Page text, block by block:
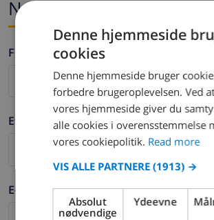
Navn og e-mail
Fornavn *
Efternavn *
E-mail *
Denne hjemmeside
cookies
Denne hjemmeside bruger
forbedre brugeroplevelsen. Ved
vores hjemmeside giver du
alle cookies i overensstemmelse
vores cookiepolitik. Read more
VIS ALLE PARTNERE (1913) →
Absolut
nødvendige
Ydeevne